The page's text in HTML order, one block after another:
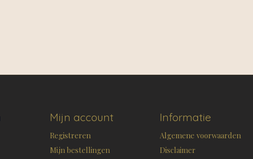
Mijn account
Registreren
Mijn bestellingen
Informatie
Algemene voorwaarden
Disclaimer